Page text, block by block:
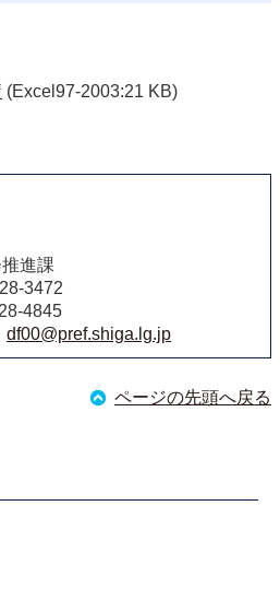
(Excel97-2003:21 KB)
進課
3472
4845
df00@pref.shiga.lg.jp
ページの先頭へ戻る